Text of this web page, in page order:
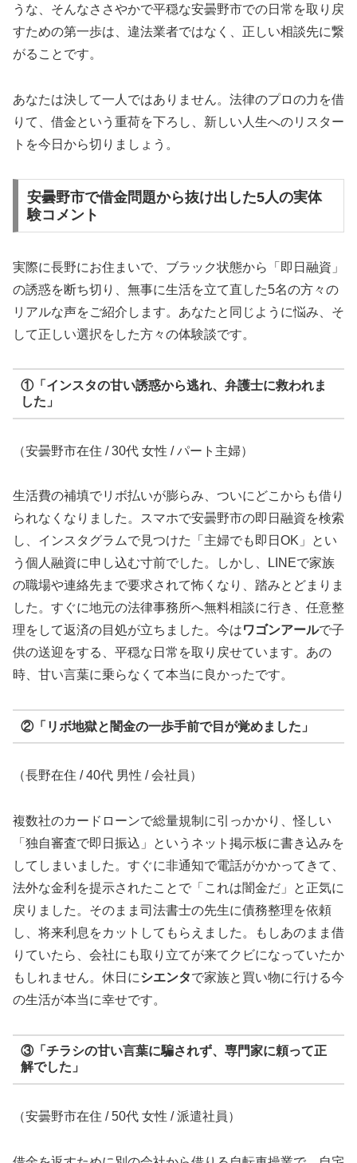
うな、そんなささやかで平穏な安曇野市での日常を取り戻
すための第一歩は、違法業者ではなく、正しい相談先に繋
がることです。
あなたは決して一人ではありません。法律のプロの力を借
りて、借金という重荷を下ろし、新しい人生へのリスター
トを今日から切りましょう。
安曇野市で借金問題から抜け出した5人の実体
験コメント
実際に長野にお住まいで、ブラック状態から「即日融資」
の誘惑を断ち切り、無事に生活を立て直した5名の方々の
リアルな声をご紹介します。あなたと同じように悩み、そ
して正しい選択をした方々の体験談です。
①「インスタの甘い誘惑から逃れ、弁護士に救われま
した」
（安曇野市在住 / 30代 女性 / パート主婦）
生活費の補填でリボ払いが膨らみ、ついにどこからも借り
られなくなりました。スマホで安曇野市の即日融資を検索
し、インスタグラムで見つけた「主婦でも即日OK」とい
う個人融資に申し込む寸前でした。しかし、LINEで家族
の職場や連絡先まで要求されて怖くなり、踏みとどまりま
した。すぐに地元の法律事務所へ無料相談に行き、任意整
理をして返済の目処が立ちました。今はワゴンアールで子
供の送迎をする、平穏な日常を取り戻せています。あの
時、甘い言葉に乗らなくて本当に良かったです。
②「リボ地獄と闇金の一歩手前で目が覚めました」
（長野在住 / 40代 男性 / 会社員）
複数社のカードローンで総量規制に引っかかり、怪しい
「独自審査で即日振込」というネット掲示板に書き込みを
してしまいました。すぐに非通知で電話がかかってきて、
法外な金利を提示されたことで「これは闇金だ」と正気に
戻りました。そのまま司法書士の先生に債務整理を依頼
し、将来利息をカットしてもらえました。もしあのまま借
りていたら、会社にも取り立てが来てクビになっていたか
もしれません。休日にシエンタで家族と買い物に行ける今
の生活が本当に幸せです。
③「チラシの甘い言葉に騙されず、専門家に頼って正
解でした」
（安曇野市在住 / 50代 女性 / 派遣社員）